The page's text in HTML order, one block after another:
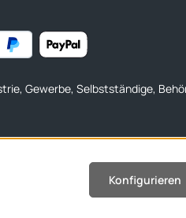
Gewerbe, Selbstständige,
Konfigurieren